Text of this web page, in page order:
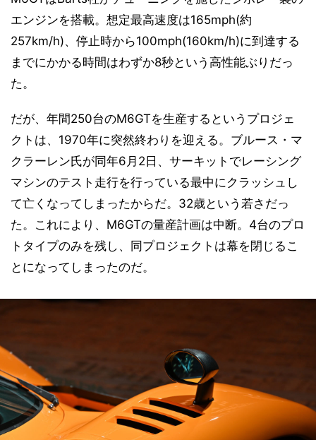
エンジンを搭載。想定最高速度は165mph(約
257km/h)、停止時から100mph(160km/h)に到達する
までにかかる時間はわずか8秒という高性能ぶりだっ
た。
だが、年間250台のM6GTを生産するというプロジェ
クトは、1970年に突然終わりを迎える。ブルース・マ
クラーレン氏が同年6月2日、サーキットでレーシング
マシンのテスト走行を行っている最中にクラッシュし
て亡くなってしまったからだ。32歳という若さだっ
た。これにより、M6GTの量産計画は中断。4台のプロ
トタイプのみを残し、同プロジェクトは幕を閉じるこ
とになってしまったのだ。